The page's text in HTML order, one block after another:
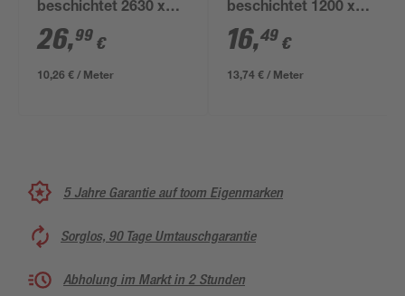
beschichtet 2630 x
300 x 19 mm
26,99 €
10,26 € / Meter
beschichtet 1200 x
400 x 16 mm
16,49 €
13,74 € / Meter
5 Jahre Garantie auf toom Eigenmarken
Sorglos, 90 Tage Umtauschgarantie
Abholung im Markt in 2 Stunden